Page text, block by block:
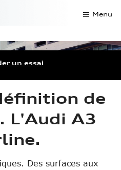
Menu
un essai
de
L'Audi A3
Des surfaces aux